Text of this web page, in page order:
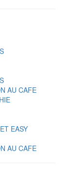
AU CAFE
EASY
AU CAFE